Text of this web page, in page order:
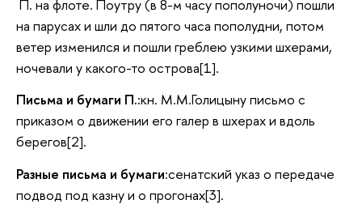
П. на флоте. Поутру (в 8-м часу пополуночи) пошли
на парусах и шли до пятого часа пополудни, потом
ветер изменился и пошли греблею узкими шхерами,
ночевали у какого-то острова[1].
Письма и бумаги П.:кн. М.М.Голицыну письмо с
приказом о движении его галер в шхерах и вдоль
берегов[2].
Разные письма и бумаги:сенатский указ о передаче
подвод под казну и о прогонах[3].